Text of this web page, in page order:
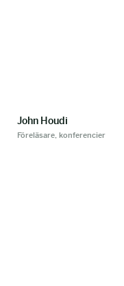
John Houdi
Föreläsare, konferencier